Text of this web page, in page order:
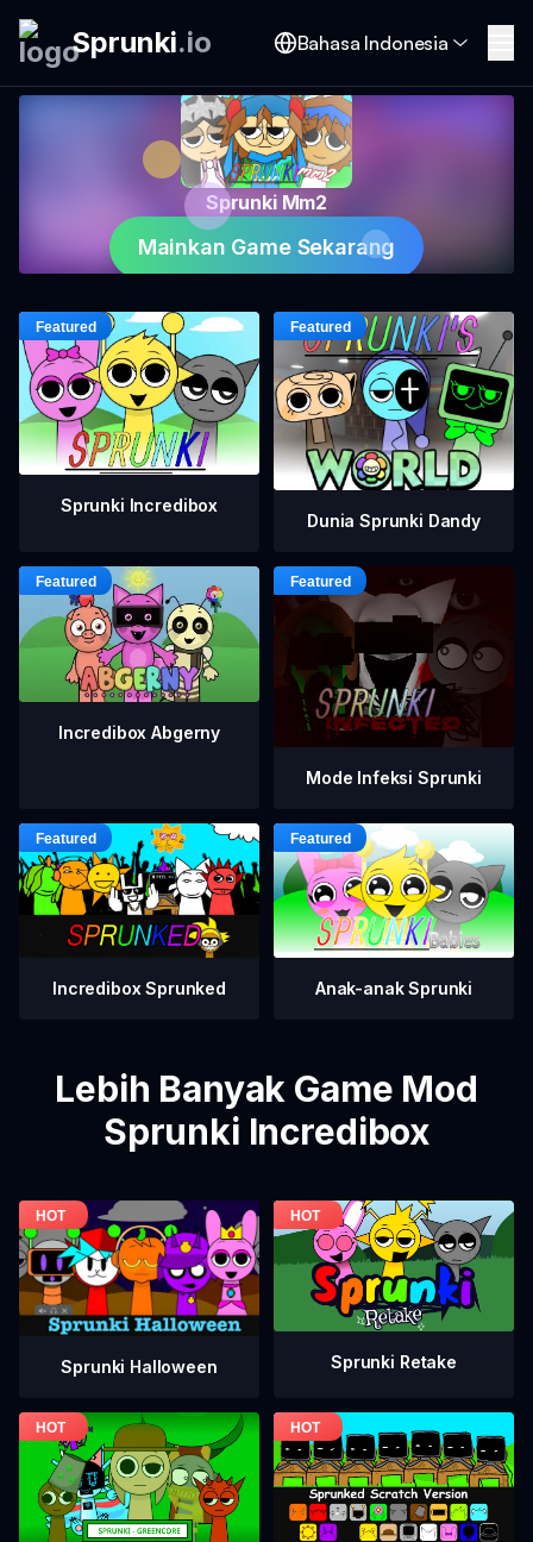
Sprunki.io Bahasa Indonesia
Sprunki Mm2
Mainkan Game Sekarang
Sprunki Incredibox
Dunia Sprunki Dandy
Incredibox Abgerny
Mode Infeksi Sprunki
Incredibox Sprunked Anak-anak Sprunki
Lebih Banyak Game Mod
Sprunki Incredibox
Sprunki Halloween Sprunki Retake